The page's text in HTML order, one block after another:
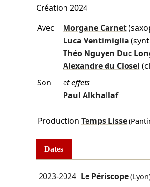
Création 2024
Avec
Morgane Carnet
Luca Ventimiglia
Théo Nguyen Duc
Alexandre du Closel
Son
et effets
Paul Alkhallaf
Production Temps Lisse
Dates
2023-2024 Le Périscope(Lyon)